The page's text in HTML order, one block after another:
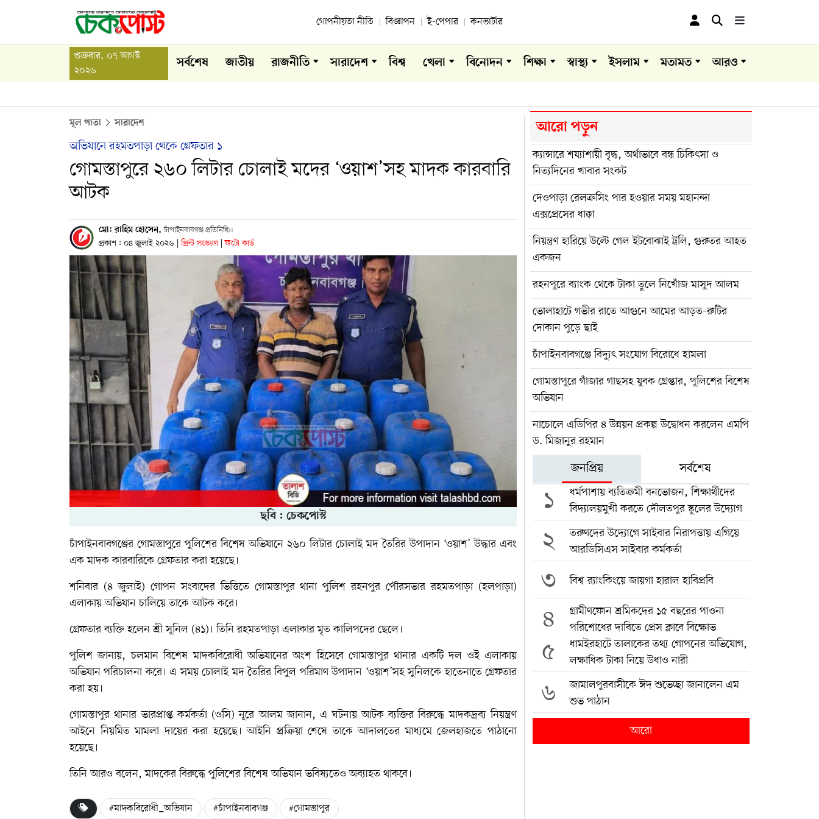
গোপনীয়তা নীতি বিজ্ঞাপন ই-পেপার কনভার্টার
শুক্রবার, ০৭ আগস্ট
২০২৬
সর্বশেষ জাতীয় রাজনীতি সারাদেশ বিশ্ব খেলা বিনোদন শিক্ষা স্বাস্থ্য ইসলাম মতামত আরও
মূল পাতা সারাদেশ
অভিযানে রহমতপাড়া থেকে গ্রেফতার ১
গোমস্তাপুরে ২৬০ লিটার চোলাই মদের ‘ওয়াশ’সহ মাদক কারবারি
আটক
মো: রাহিম হোসেন,চাঁপাইনবাবগঞ্জ প্রতিনিধি::
প্রকাশ : ০৪ জুলাই ২০২৬ | প্রিন্ট সংস্করণ | ফটো কার্ড
ছবি : চেকপোস্ট
চাঁপাইনবাবগঞ্জের গোমস্তাপুরে পুলিশের বিশেষ অভিযানে ২৬০ লিটার চোলাই মদ তৈরির উপাদান ‘ওয়াশ’ উদ্ধার এবং
এক মাদক কারবারিকে গ্রেফতার করা হয়েছে।
শনিবার (৪ জুলাই) গোপন সংবাদের ভিত্তিতে গোমস্তাপুর থানা পুলিশ রহনপুর পৌরসভার রহমতপাড়া (হলপাড়া)
এলাকায় অভিযান চালিয়ে তাকে আটক করে।
গ্রেফতার ব্যক্তি হলেন শ্রী সুনিল (৪১)। তিনি রহমতপাড়া এলাকার মৃত কালিপদের ছেলে।
পুলিশ জানায়, চলমান বিশেষ মাদকবিরোধী অভিযানের অংশ হিসেবে গোমস্তাপুর থানার একটি দল ওই এলাকায়
অভিযান পরিচালনা করে। এ সময় চোলাই মদ তৈরির বিপুল পরিমাণ উপাদান ‘ওয়াশ’সহ সুনিলকে হাতেনাতে গ্রেফতার
করা হয়।
গোমস্তাপুর থানার ভারপ্রাপ্ত কর্মকর্তা (ওসি) নূরে আলম জানান, এ ঘটনায় আটক ব্যক্তির বিরুদ্ধে মাদকদ্রব্য নিয়ন্ত্রণ
আইনে নিয়মিত মামলা দায়ের করা হয়েছে। আইনি প্রক্রিয়া শেষে তাকে আদালতের মাধ্যমে জেলহাজতে পাঠানো
হয়েছে।
তিনি আরও বলেন, মাদকের বিরুদ্ধে পুলিশের বিশেষ অভিযান ভবিষ্যতেও অব্যাহত থাকবে।
#মাদকবিরোধী_অভিযান #চাঁপাইনবাবগঞ্জ #গোমস্তাপুর
আরো পড়ুন
ক্যান্সারে শয্যাশায়ী বৃদ্ধ, অর্থাভাবে বন্ধ চিকিৎসা ও
নিত্যদিনের খাবার সংকট
দেওপাড়া রেলক্রসিং পার হওয়ার সময় মহানন্দা
এক্সপ্রেসের ধাক্কা
নিয়ন্ত্রণ হারিয়ে উল্টে গেল ইটবোঝাই ট্রলি, গুরুতর আহত
একজন
রহনপুরে ব্যাংক থেকে টাকা তুলে নিখোঁজ মাসুদ আলম
ভোলাহাটে গভীর রাতে আগুনে আমের আড়ত-রুটির
দোকান পুড়ে ছাই
চাঁপাইনবাবগঞ্জে বিদ্যুৎ সংযোগ বিরোধে হামলা
গোমস্তাপুরে গাঁজার গাছসহ যুবক গ্রেপ্তার, পুলিশের বিশেষ
অভিযান
নাচোলে এডিপির ৪ উন্নয়ন প্রকল্প উদ্বোধন করলেন এমপি
ড. মিজানুর রহমান
জনপ্রিয় সর্বশেষ
১
ধর্মপাশায় ব্যতিক্রমী বনভোজন, শিক্ষার্থীদের
বিদ্যালয়মুখী করতে দৌলতপুর স্কুলের উদ্যোগ
২
তরুণদের উদ্যোগে সাইবার নিরাপত্তায় এগিয়ে
আরডিসিএস সাইবার কর্মকর্তা
৩ বিশ্ব র‍্যাংকিংয়ে জায়গা হারাল হাবিপ্রবি
৪
গ্রামীণফোন শ্রমিকদের ১৫ বছরের পাওনা
পরিশোধের দাবিতে প্রেস ক্লাবে বিক্ষোভ
৫
ধামইরহাটে তালাকের তথ্য গোপনের অভিযোগ,
লক্ষাধিক টাকা নিয়ে উধাও নারী
৬
জামালপুরবাসীকে ঈদ শুভেচ্ছা জানালেন এম
শুভ পাঠান
আরো